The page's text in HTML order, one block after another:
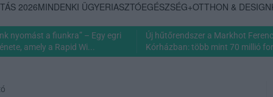
2026MINDENKI ÜGYERIASZTÓEGÉSZSÉG+OTTHON & DESIGN
nyomást a fiunkra” – Egy egri
amely a Rapid Wi...
Új hűtőrendszer a Markhot Ferenc
Kórházban: több mint 70 millió